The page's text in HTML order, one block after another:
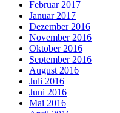
Februar 2017
Januar 2017
Dezember 2016
November 2016
Oktober 2016
September 2016
August 2016
Juli 2016
Juni 2016
Mai 2016